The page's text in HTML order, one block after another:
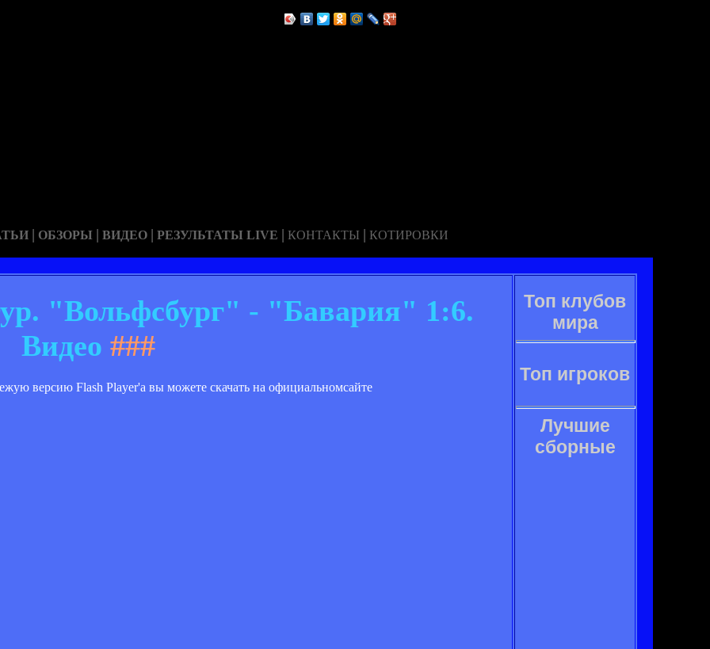
| ОБЗОРЫ | ВИДЕО | РЕЗУЛЬТАТЫ LIVE | КОНТАКТЫ | КОТИРОВКИ
"Вольфсбург" - "Бавария" 1:6.
Видео ###
версию Flash Player'a вы можете скачать на официальномсайте
Топ клубов
мира
Топ игроков
Лучшие
сборные